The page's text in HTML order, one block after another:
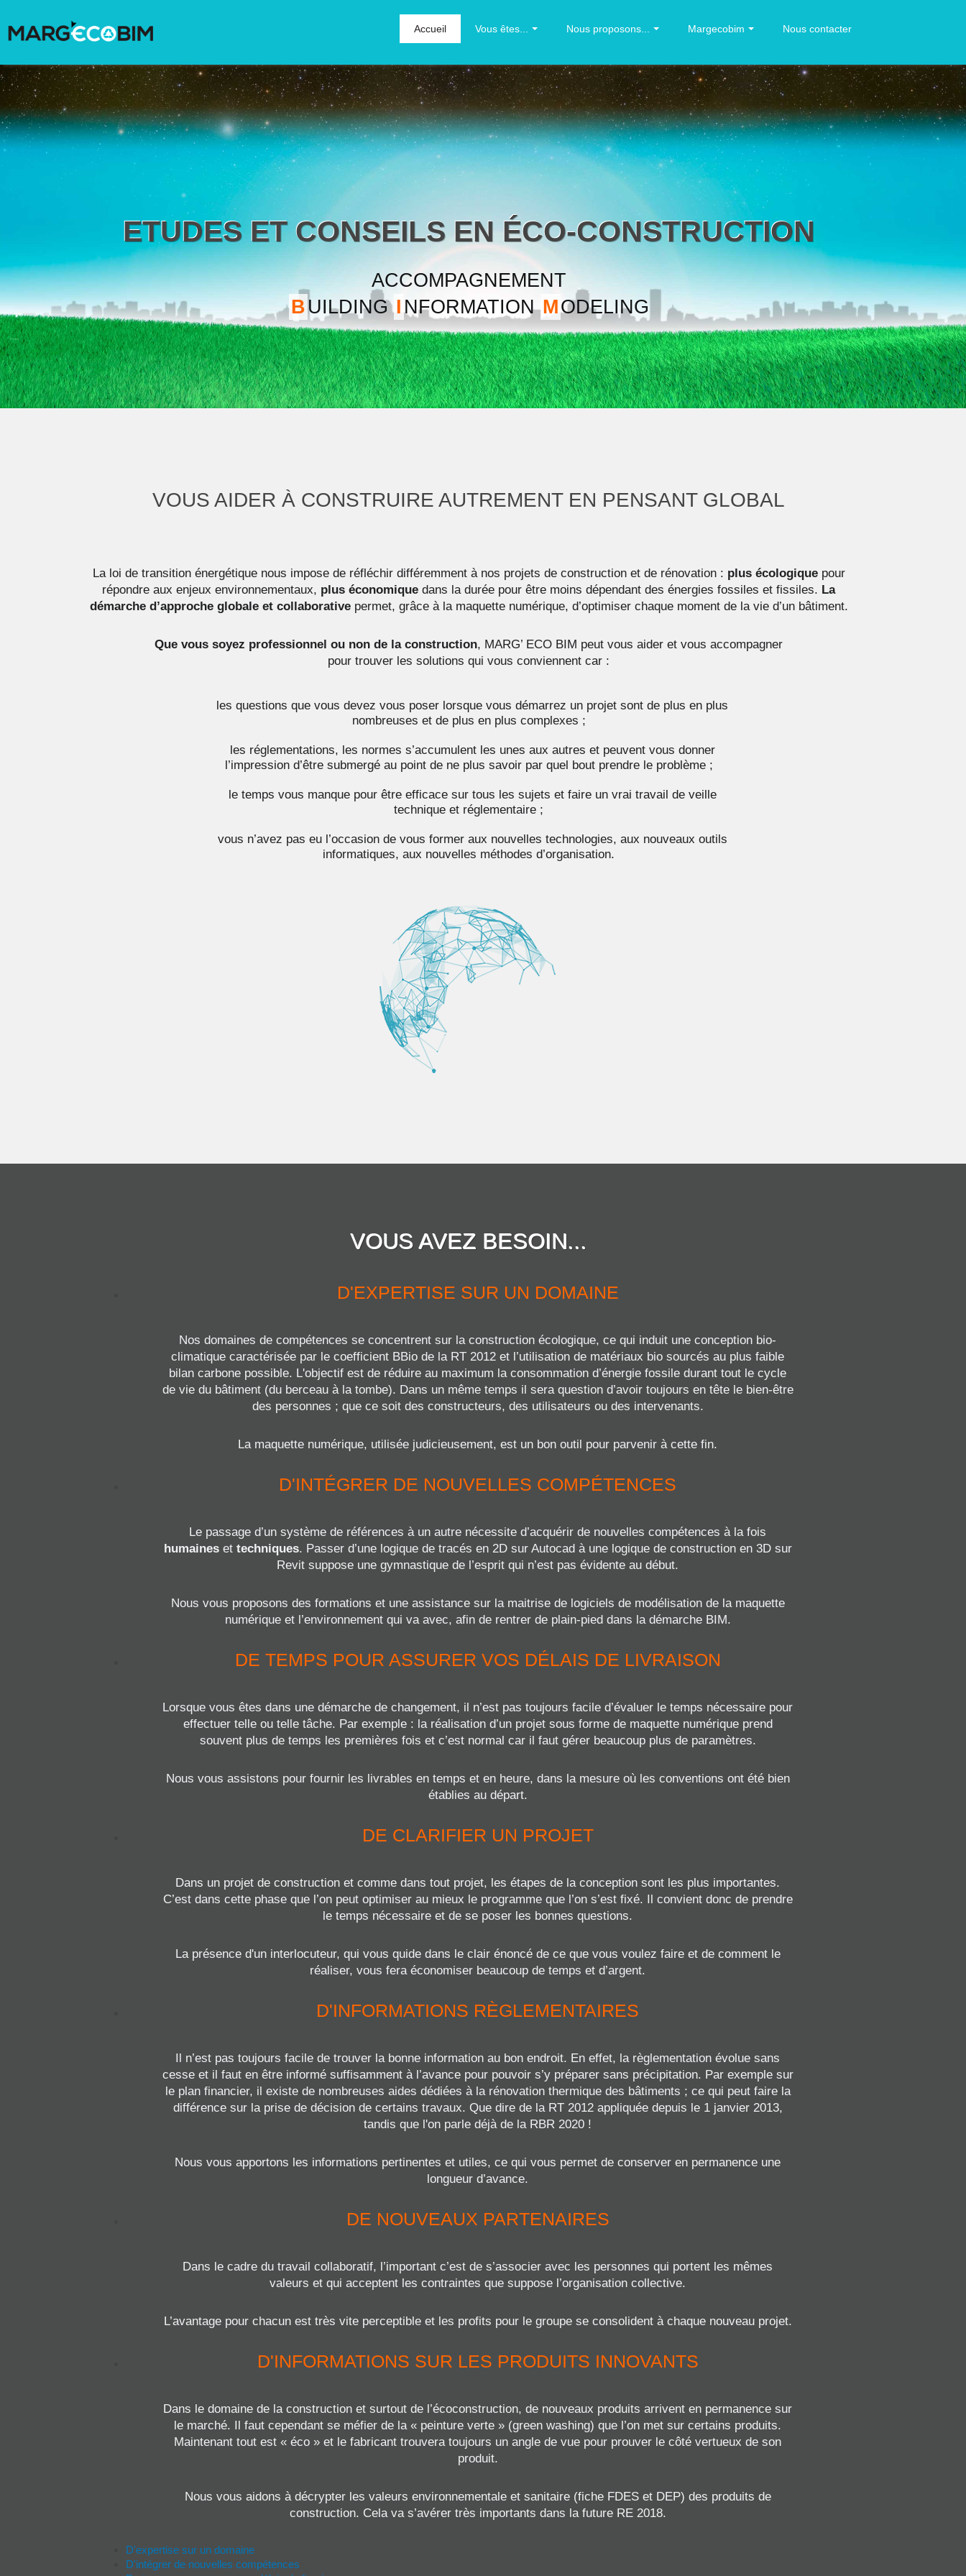
Accueil Vous êtes... Nous proposons... Margecobim Nous contacter
ETUDES ET CONSEILS EN ÉCO-CONSTRUCTION
ACCOMPAGNEMENT
B UILDINGINFORMATIONMODELING
VOUS AIDER À CONSTRUIRE AUTREMENT EN PENSANT GLOBAL
La loi de transition énergétique nous impose de réfléchir différemment à nos projets de construction et de rénovation : plus écologiquepour
répondre aux enjeux environnementaux, plus économique dans la durée pour être moins dépendant des énergies fossiles et fissiles. La
démarche d’approche globale et collaborativepermet, grâce à la maquette numérique, d’optimiser chaque moment de la vie d’un bâtiment.
Que vous soyez professionnel ou non de la construction, MARG’ ECO BIM peut vous aider et vous accompagner
pour trouver les solutions qui vous conviennent car :
les questions que vous devez vous poser lorsque vous démarrez un projet sont de plus en plus
nombreuses et de plus en plus complexes ;
les réglementations, les normes s’accumulent les unes aux autres et peuvent vous donner
l’impression d’être submergé au point de ne plus savoir par quel bout prendre le problème ;
le temps vous manque pour être efficace sur tous les sujets et faire un vrai travail de veille
technique et réglementaire ;
vous n’avez pas eu l’occasion de vous former aux nouvelles technologies, aux nouveaux outils
informatiques, aux nouvelles méthodes d’organisation.
VOUS AVEZ BESOIN...
D'EXPERTISE SUR UN DOMAINE
Nos domaines de compétences se concentrent sur la construction écologique, ce qui induit une conception bio-
climatique caractérisée par le coefficient BBio de la RT 2012 et l’utilisation de matériaux bio sourcés au plus faible
bilan carbone possible. L'objectif est de réduire au maximum la consommation d’énergie fossile durant tout le cycle
de vie du bâtiment (du berceau à la tombe). Dans un même temps il sera question d’avoir toujours en tête le bien-être
des personnes ; que ce soit des constructeurs, des utilisateurs ou des intervenants.
La maquette numérique, utilisée judicieusement, est un bon outil pour parvenir à cette fin.
D'INTÉGRER DE NOUVELLES COMPÉTENCES
Le passage d’un système de références à un autre nécessite d’acquérir de nouvelles compétences à la fois
humaineset techniques. Passer d’une logique de tracés en 2D sur Autocad à une logique de construction en 3D sur
Revit suppose une gymnastique de l’esprit qui n’est pas évidente au début.
Nous vous proposons des formations et une assistance sur la maitrise de logiciels de modélisation de la maquette
numérique et l’environnement qui va avec, afin de rentrer de plain-pied dans la démarche BIM.
DE TEMPS POUR ASSURER VOS DÉLAIS DE LIVRAISON
Lorsque vous êtes dans une démarche de changement, il n’est pas toujours facile d’évaluer le temps nécessaire pour
effectuer telle ou telle tâche. Par exemple : la réalisation d’un projet sous forme de maquette numérique prend
souvent plus de temps les premières fois et c’est normal car il faut gérer beaucoup plus de paramètres.
Nous vous assistons pour fournir les livrables en temps et en heure, dans la mesure où les conventions ont été bien
établies au départ.
DE CLARIFIER UN PROJET
Dans un projet de construction et comme dans tout projet, les étapes de la conception sont les plus importantes.
C’est dans cette phase que l’on peut optimiser au mieux le programme que l’on s’est fixé. Il convient donc de prendre
le temps nécessaire et de se poser les bonnes questions.
La présence d'un interlocuteur, qui vous quide dans le clair énoncé de ce que vous voulez faire et de comment le
réaliser, vous fera économiser beaucoup de temps et d’argent.
D'INFORMATIONS RÈGLEMENTAIRES
Il n’est pas toujours facile de trouver la bonne information au bon endroit. En effet, la règlementation évolue sans
cesse et il faut en être informé suffisamment à l’avance pour pouvoir s’y préparer sans précipitation. Par exemple sur
le plan financier, il existe de nombreuses aides dédiées à la rénovation thermique des bâtiments ; ce qui peut faire la
différence sur la prise de décision de certains travaux. Que dire de la RT 2012 appliquée depuis le 1 janvier 2013,
tandis que l'on parle déjà de la RBR 2020 !
Nous vous apportons les informations pertinentes et utiles, ce qui vous permet de conserver en permanence une
longueur d’avance.
DE NOUVEAUX PARTENAIRES
Dans le cadre du travail collaboratif, l’important c’est de s’associer avec les personnes qui portent les mêmes
valeurs et qui acceptent les contraintes que suppose l’organisation collective.
L’avantage pour chacun est très vite perceptible et les profits pour le groupe se consolident à chaque nouveau projet.
D'INFORMATIONS SUR LES PRODUITS INNOVANTS
Dans le domaine de la construction et surtout de l’écoconstruction, de nouveaux produits arrivent en permanence sur
le marché. Il faut cependant se méfier de la « peinture verte » (green washing) que l’on met sur certains produits.
Maintenant tout est « éco » et le fabricant trouvera toujours un angle de vue pour prouver le côté vertueux de son
produit.
Nous vous aidons à décrypter les valeurs environnementale et sanitaire (fiche FDES et DEP) des produits de
construction. Cela va s’avérer très importants dans la future RE 2018.
D'expertise sur un domaine
D'intégrer de nouvelles compétences